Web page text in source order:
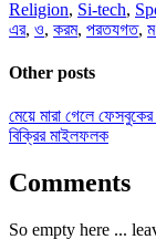
Religion, Si-tech,
এর, ও, করম, পরতযগত,
Other posts
মেয়ে মারা গেলে ফেসবুকের
বিক্রির মাইলফলক
Comments
So empty here ...